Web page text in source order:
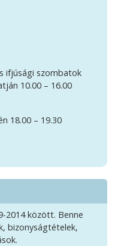
ifjúsági szombatok
10.00 – 16.00
18.00 – 19.30
2014 között. Benne
bizonyságtételek,